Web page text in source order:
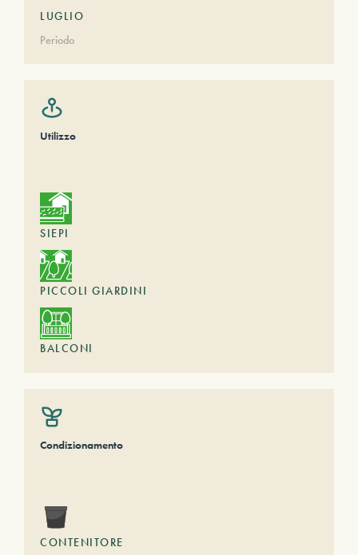
LUGLIO
Periodo
Utilizzo
SIEPI
PICCOLI GIARDINI
BALCONI
Condizionamento
CONTENITORE